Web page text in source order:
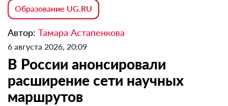
Образование UG.RU
Автор: Тамара Астапенкова
6 августа 2026, 20:09
В России анонсировали
расширение сети научных
маршрутов